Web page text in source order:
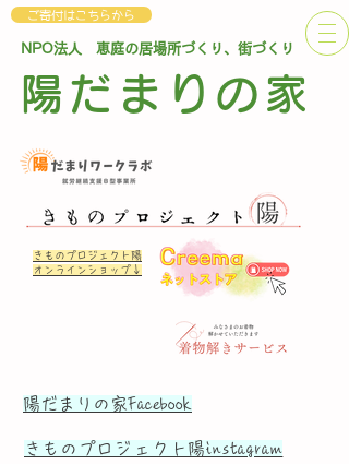
陽だまりの家
NPO法人 恵庭の居場所づくり、街づくり
ご寄付はこちらから
きものプロジェクト陽
オンラインショップ↓
陽だまりの家Facebook
​きものプロジェクト陽instagram